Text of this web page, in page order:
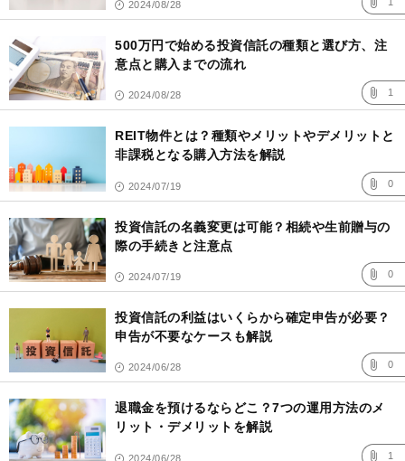
2024/08/28
500万円で始める投資信託の種類と選び方、注
意点と購入までの流れ
2024/08/28 1
REIT物件とは？種類やメリットやデメリットと
非課税となる購入方法を解説
2024/07/19 0
投資信託の名義変更は可能？相続や生前贈与の
際の手続きと注意点
2024/07/19 0
投資信託の利益はいくらから確定申告が必要？
申告が不要なケースも解説
2024/06/28 0
退職金を預けるならどこ？7つの運用方法のメ
リット・デメリットを解説
2024/06/28 1